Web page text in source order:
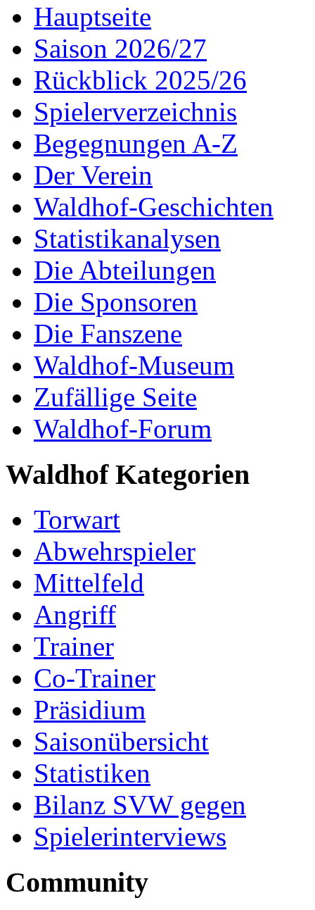
Hauptseite
Saison 2026/27
Rückblick 2025/26
Spielerverzeichnis
Begegnungen A-Z
Der Verein
Waldhof-Geschichten
Statistikanalysen
Die Abteilungen
Die Sponsoren
Die Fanszene
Waldhof-Museum
Zufällige Seite
Waldhof-Forum
Waldhof Kategorien
Torwart
Abwehrspieler
Mittelfeld
Angriff
Trainer
Co-Trainer
Präsidium
Saisonübersicht
Statistiken
Bilanz SVW gegen
Spielerinterviews
Community